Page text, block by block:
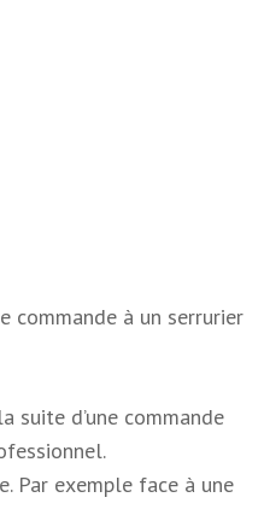
commande à un serrurier
suite d’une commande
Par exemple face à une